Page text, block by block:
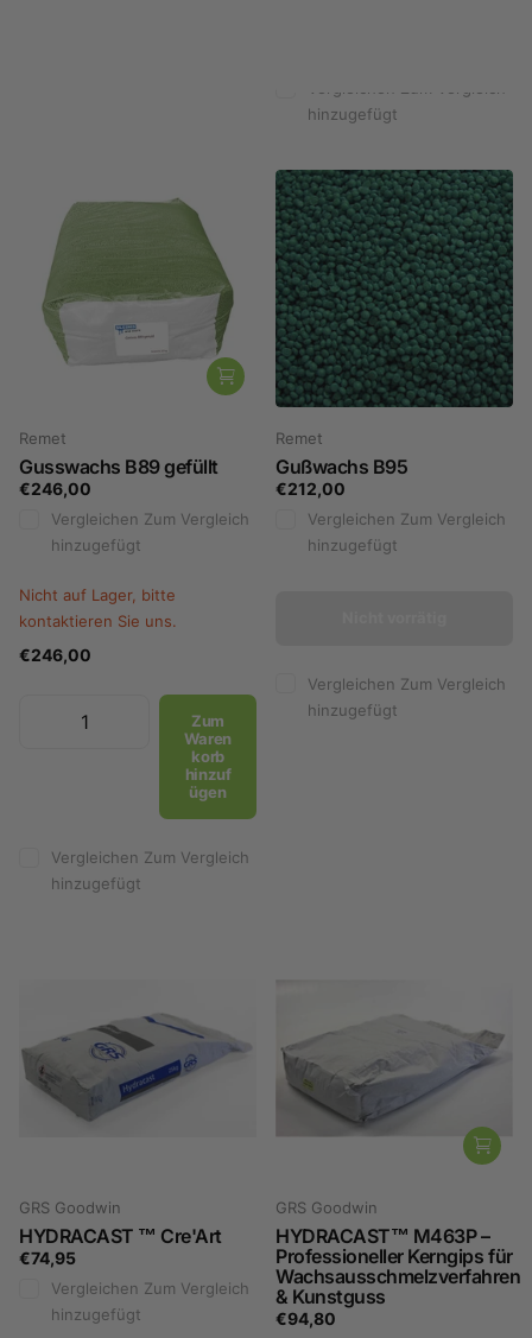
hinzugefügt
Remet
Gusswachs B89 gefüllt
€246,00
Vergleichen Zum Vergleich
hinzugefügt
Nicht auf Lager, bitte
kontaktieren Sie uns.
€246,00
Zum
Waren
korb
hinzuf
ügen
Vergleichen Zum Vergleich
hinzugefügt
Remet
Gußwachs B95
€212,00
Vergleichen Zum Vergleich
hinzugefügt
Vergleichen Zum Vergleich
hinzugefügt
GRS Goodwin
HYDRACAST ™ Cre'Art
€74,95
Vergleichen Zum Vergleich
hinzugefügt
GRS Goodwin
HYDRACAST™ M463P –
Professioneller Kerngips für
Wachsausschmelzverfahren
& Kunstguss
€94,80